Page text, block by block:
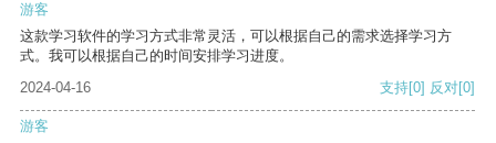
游客
这款学习软件的学习方式非常灵活，可以根据自己的需求选择学习方
式。我可以根据自己的时间安排学习进度。
2024-04-16
支持[0] 反对[0]
游客